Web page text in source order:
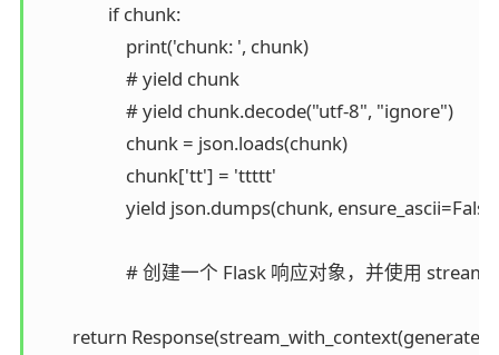
                if chunk:
                    print('chunk: ', chunk)
                    # yield chunk
                    # yield chunk.decode("utf-8", "ignore")
                    chunk = json.loads(chunk)
                    chunk['tt'] = 'ttttt'
yield json.dumps(chunk,
# 创建一个 Flask 响应对象，并使用
return